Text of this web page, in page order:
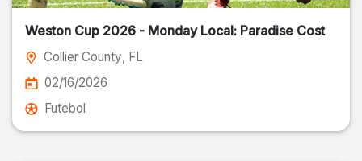
Weston Cup 2026 - Monday Local: Paradise Cost
Collier County, FL
02/16/2026
Futebol